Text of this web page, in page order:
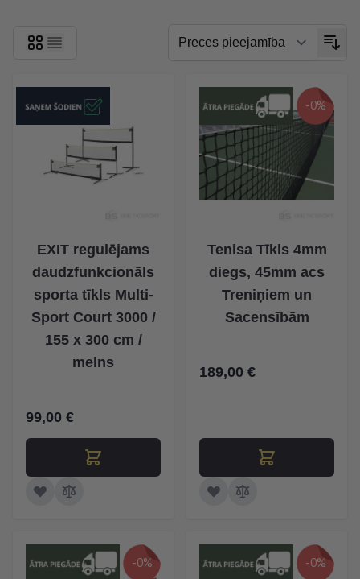
EXIT regulējams
daudzfunkcionāls
sporta tīkls Multi-
Sport Court 3000 /
155 x 300 cm /
melns
99,00 €
-0%
Tenisa Tīkls 4mm
diegs, 45mm acs
Treniņiem un
Sacensībām
189,00 €
-0% -0%